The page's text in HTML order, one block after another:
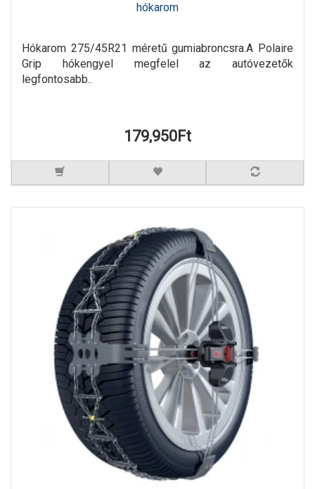
hókarom
Hókarom 275/45R21 méretű gumiabroncsra.A Polaire
Grip hókengyel megfelel az autóvezetők
legfontosabb..
179,950Ft